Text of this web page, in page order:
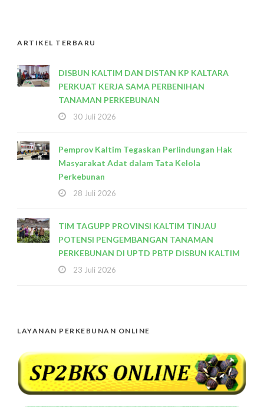
ARTIKEL TERBARU
DISBUN KALTIM DAN DISTAN KP KALTARA
PERKUAT KERJA SAMA PERBENIHAN
TANAMAN PERKEBUNAN
30 Juli 2026
Pemprov Kaltim Tegaskan Perlindungan Hak
Masyarakat Adat dalam Tata Kelola
Perkebunan
28 Juli 2026
TIM TAGUPP PROVINSI KALTIM TINJAU
POTENSI PENGEMBANGAN TANAMAN
PERKEBUNAN DI UPTD PBTP DISBUN KALTIM
23 Juli 2026
LAYANAN PERKEBUNAN ONLINE